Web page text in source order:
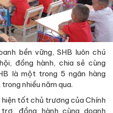
bền vững, SHB luôn chú
đồng hành, chia sẻ cùng
là một trong 5 ngân hàng
nhiều năm qua.
tốt chủ trương của Chính
đồng hành cùng doanh